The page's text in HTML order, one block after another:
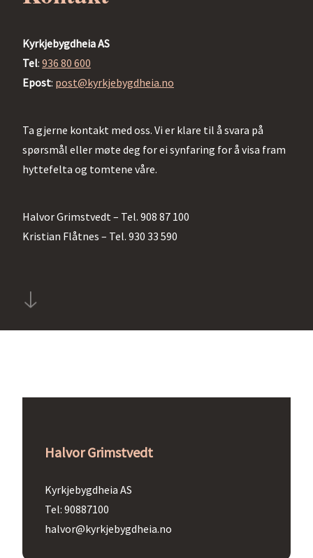
Kyrkjebygdheia AS
Tel: 936 80 600
Epost: post@kyrkjebygdheia.no
Ta gjerne kontakt med oss. Vi er klare til å svara på
spørsmål eller møte deg for ei synfaring for å visa fram
hyttefelta og tomtene våre.
Halvor Grimstvedt – Tel. 908 87 100
Kristian Flåtnes – Tel. 930 33 590
Halvor Grimstvedt
Kyrkjebygdheia AS
Tel: 90887100
halvor@kyrkjebygdheia.no